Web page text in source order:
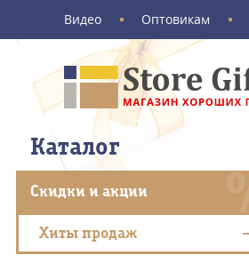
Видео Оптовикам
Каталог
Скидки и акции
Хиты продаж